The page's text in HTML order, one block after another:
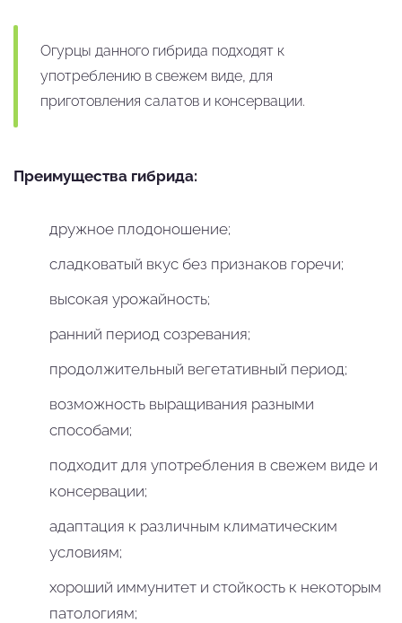
Огурцы данного гибрида подходят к
употреблению в свежем виде, для
приготовления салатов и консервации.
Преимущества гибрида:
дружное плодоношение;
сладковатый вкус без признаков горечи;
высокая урожайность;
ранний период созревания;
продолжительный вегетативный период;
возможность выращивания разными
способами;
подходит для употребления в свежем виде и
консервации;
адаптация к различным климатическим
условиям;
хороший иммунитет и стойкость к некоторым
патологиям;